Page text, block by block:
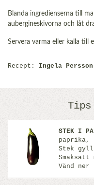
Blanda ingredienserna till
aubergineskivorna och låt
Servera varma eller kalla till
Recept: Ingela Persson
Tips
Previous
STEK I
Stek
Vänd ner